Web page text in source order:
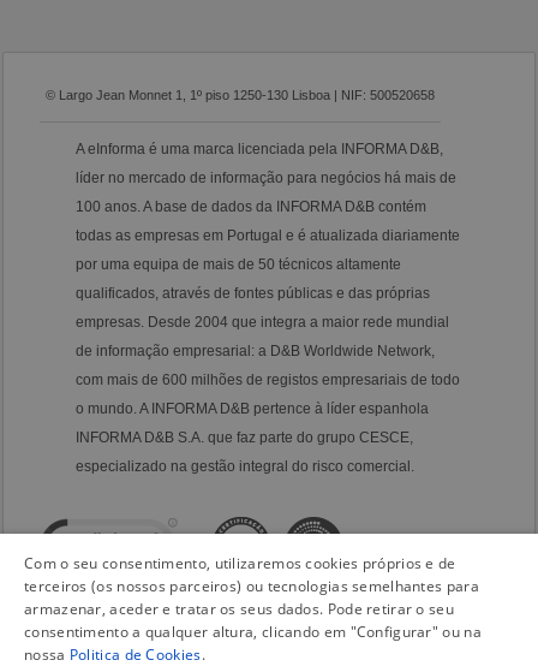
© Largo Jean Monnet 1, 1º piso 1250-130 Lisboa | NIF: 500520658
A eInforma é uma marca licenciada pela INFORMA D&B,
líder no mercado de informação para negócios há mais de
100 anos. A base de dados da INFORMA D&B contém
todas as empresas em Portugal e é atualizada diariamente
por uma equipa de mais de 50 técnicos altamente
qualificados, através de fontes públicas e das próprias
empresas. Desde 2004 que integra a maior rede mundial
de informação empresarial: a D&B Worldwide Network,
com mais de 600 milhões de registos empresariais de todo
o mundo. A INFORMA D&B pertence à líder espanhola
INFORMA D&B S.A. que faz parte do grupo CESCE,
especializado na gestão integral do risco comercial.
Com o seu consentimento, utilizaremos cookies próprios e de
terceiros (os nossos parceiros) ou tecnologias semelhantes para
armazenar, aceder e tratar os seus dados. Pode retirar o seu
consentimento a qualquer altura, clicando em "Configurar" ou na
nossa Politica de Cookies.